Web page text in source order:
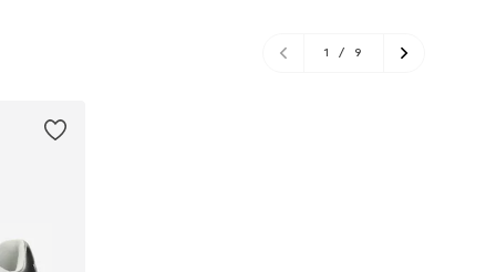
1 / 9